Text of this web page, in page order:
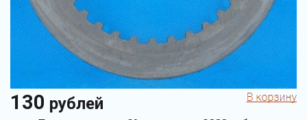
130 рублей